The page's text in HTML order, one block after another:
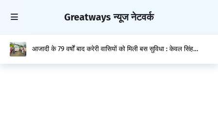
Greatways न्यूज नेटवर्क
आजादी के 79 वर्षों बाद करेरी वासियों को मिली बस सुविधा : केवल सिंह